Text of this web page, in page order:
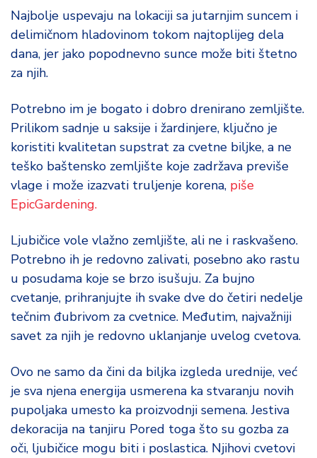
Najbolje uspevaju na lokaciji sa jutarnjim suncem i
delimičnom hladovinom tokom najtoplijeg dela
dana, jer jako popodnevno sunce može biti štetno
za njih.
Potrebno im je bogato i dobro drenirano zemljište.
Prilikom sadnje u saksije i žardinjere, ključno je
koristiti kvalitetan supstrat za cvetne biljke, a ne
teško baštensko zemljište koje zadržava previše
vlage i može izazvati truljenje korena, piše
EpicGardening.
Ljubičice vole vlažno zemljište, ali ne i raskvašeno.
Potrebno ih je redovno zalivati, posebno ako rastu
u posudama koje se brzo isušuju. Za bujno
cvetanje, prihranjujte ih svake dve do četiri nedelje
tečnim đubrivom za cvetnice. Međutim, najvažniji
savet za njih je redovno uklanjanje uvelog cvetova.
Ovo ne samo da čini da biljka izgleda urednije, već
je sva njena energija usmerena ka stvaranju novih
pupoljaka umesto ka proizvodnji semena. Jestiva
dekoracija na tanjiru Pored toga što su gozba za
oči, ljubičice mogu biti i poslastica. Njihovi cvetovi